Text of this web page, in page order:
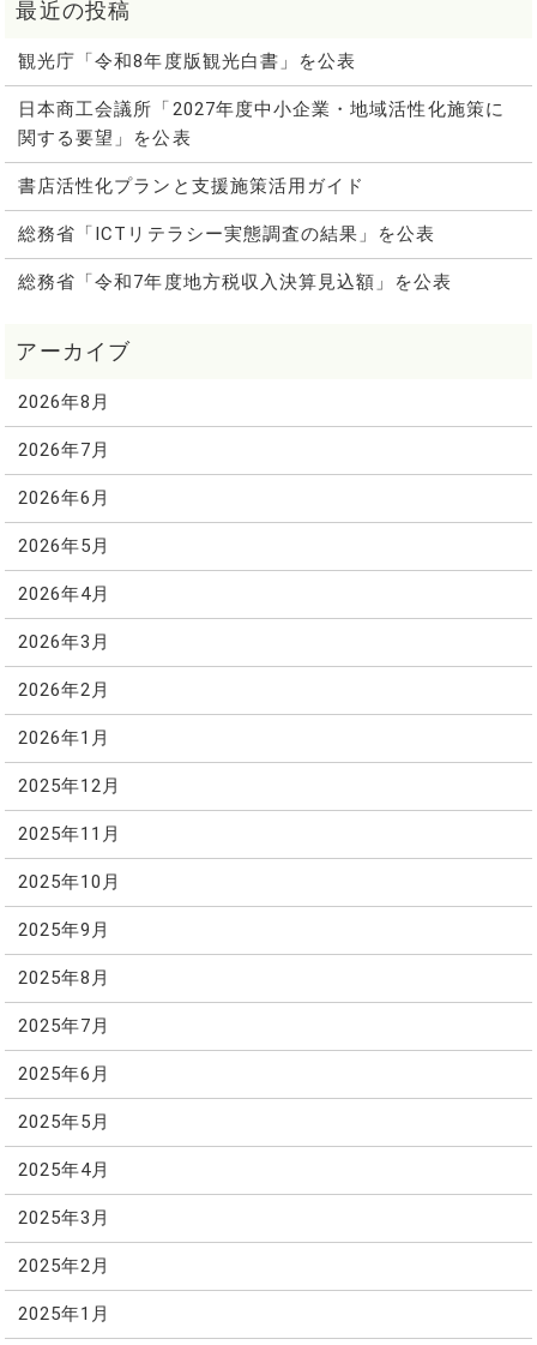
観光庁「令和8年度版観光白書」を公表
日本商工会議所「2027年度中小企業・地域活性化施策に
関する要望」を公表
書店活性化プランと支援施策活用ガイド
総務省「ICTリテラシー実態調査の結果」を公表
総務省「令和7年度地方税収入決算見込額」を公表
2026年8月
2026年7月
2026年6月
2026年5月
2026年4月
2026年3月
2026年2月
2026年1月
2025年12月
2025年11月
2025年10月
2025年9月
2025年8月
2025年7月
2025年6月
2025年5月
2025年4月
2025年3月
2025年2月
2025年1月